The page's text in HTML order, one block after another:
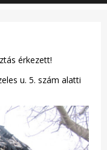
érkezett!
u. 5. szám alatti